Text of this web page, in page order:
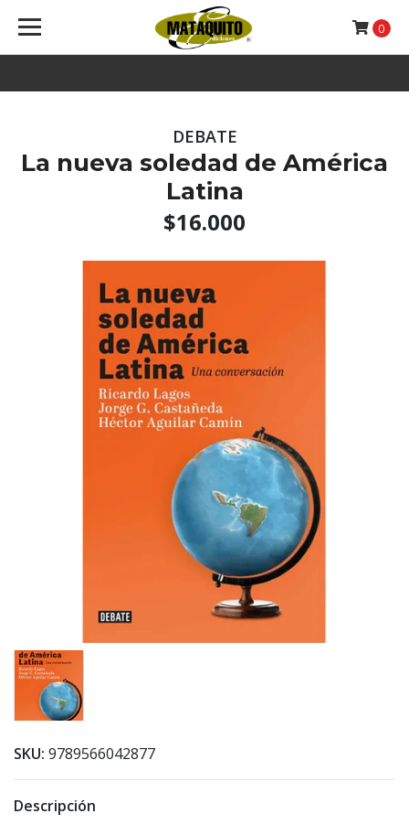
0
DEBATE
La nueva soledad de América
Latina
$16.000
SKU: 9789566042877
Descripción